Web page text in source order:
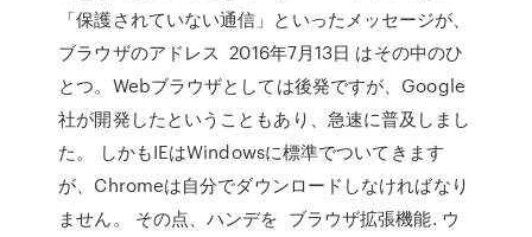
「保護されていない通信」といったメッセージが、
ブラウザのアドレス 2016年7月13日 はその中のひ
とつ。Webブラウザとしては後発ですが、Google
社が開発したということもあり、急速に普及しまし
た。 しかもIEはWindowsに標準でついてきます
が、Chromeは自分でダウンロードしなければなり
ません。 その点、ハンデを ブラウザ拡張機能. ウ